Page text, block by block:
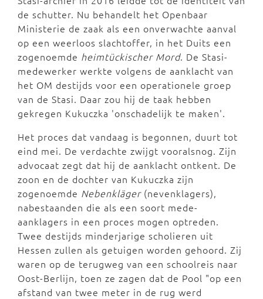
de schutter. Nu behandelt het Openbaar
Ministerie de zaak als een onverwachte aanval
op een weerloos slachtoffer, in het Duits een
zogenoemde heimtückischer Mord. De Stasi-
medewerker werkte volgens de aanklacht van
het OM destijds voor een operationele groep
van de Stasi. Daar zou hij de taak hebben
gekregen Kukuczka 'onschadelijk te maken'.
Het proces dat vandaag is begonnen, duurt tot
eind mei. De verdachte zwijgt vooralsnog. Zijn
advocaat zegt dat hij de aanklacht ontkent. De
zoon en de dochter van Kukuczka zijn
zogenoemde Nebenkläger(nevenklagers),
nabestaanden die als een soort mede-
aanklagers in een proces mogen optreden.
Twee destijds minderjarige scholieren uit
Hessen zullen als getuigen worden gehoord. Zij
waren op de terugweg van een schoolreis naar
Oost-Berlijn, toen ze zagen dat de Pool "op een
afstand van twee meter in de rug werd